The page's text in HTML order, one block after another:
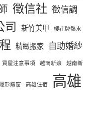
徵信社 徵信調
司 新竹美甲 櫻花牌熱水
精緻搬家 自助婚紗
買屋注意事項 越南新娘 越南新
隱形鐵窗 高雄住宿
高雄